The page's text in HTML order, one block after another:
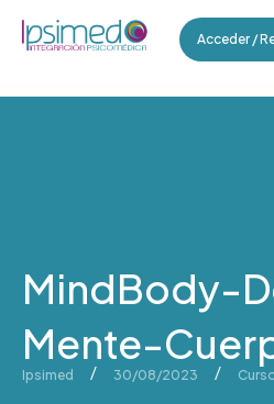
Acceder /
MindBody-
Mente-
Ipsimed / 30/08/2023 /